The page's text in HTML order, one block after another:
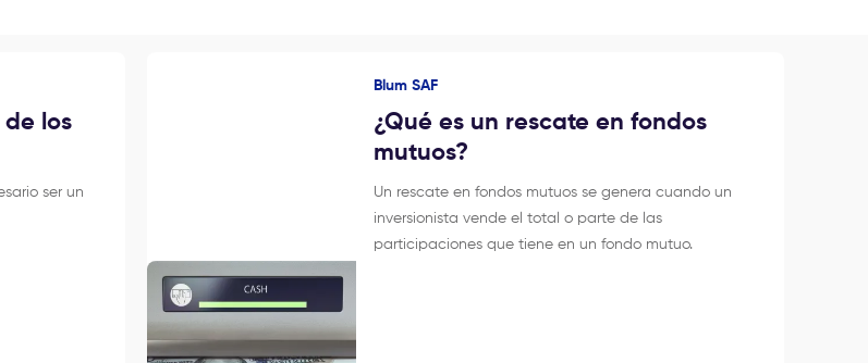
de los
ser un
Blum SAF
¿Qué es un rescate en fondos
mutuos?
Un rescate en fondos mutuos se genera cuando un
inversionista vende el total o parte de las
participaciones que tiene en un fondo mutuo.